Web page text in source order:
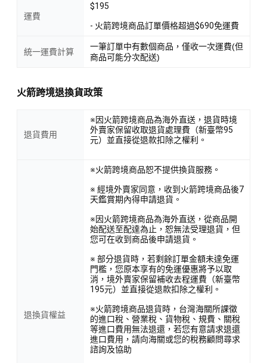
運費
$195
- 火箭跨境商品訂單價格超過$690免運費
統一運費計算
一筆訂單中有數個商品，僅收一次運費(但
商品可能分次配送)
火箭跨境退換貨政策
退貨費用
※因火箭跨境商品為海外直送，退貨時境
外賣家保留收取退貨處理費（新臺幣95
元）並直接從退款扣除之權利。
退換貨權益
※火箭跨境商品恕不提供換貨服務。
※ 經境外賣家同意，收到火箭跨境商品後7
天鑑賞期內得申請退貨。
※因火箭跨境商品為海外直送，從商品開
始配送至配達為止，恕無法受理退貨，但
您可在收到商品後申請退貨。
※ 部分退貨時，若剩餘訂單金額未達免運
門檻，您原本享有的免運優惠將予以取
消，境外賣家保留補收去程運費（新臺幣
195元）並直接從退款扣除之權利。
※火箭跨境商品退貨時，台灣海關所課徵
的進口稅、營業稅、貨物稅、規費、關稅
等進口費用無法退還，若您有意請求退還
進口費用，請向海關或您的稅務顧問尋求
諮詢及協助